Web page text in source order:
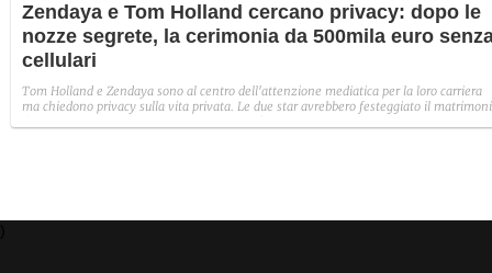
Zendaya e Tom Holland cercano privacy: dopo le
nozze segrete, la cerimonia da 500mila euro
cellulari
Tom Holland e Zendaya sono al centro dell'attenzione mediatica per la loro carriera
ma chiedono privacy sulla vita privata. Le due star avrebbero festeggiato il